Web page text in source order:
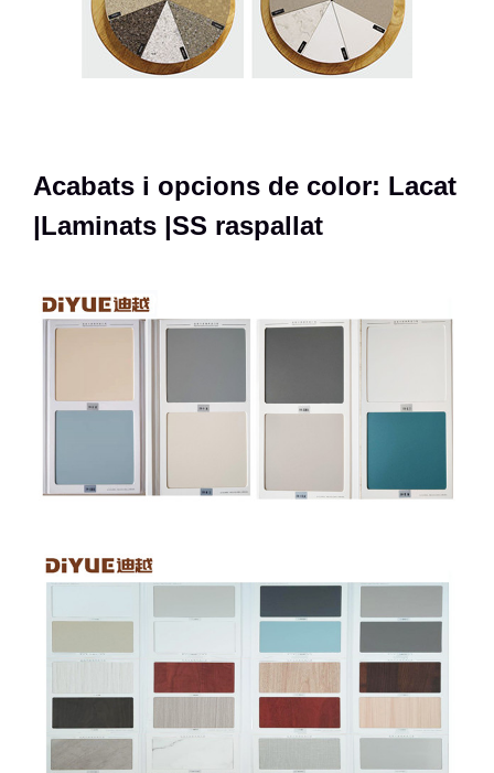
Acabats i opcions de color: Lacat
|Laminats |SS raspallat